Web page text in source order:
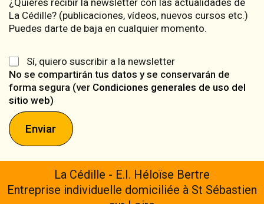
¿Quieres recibir la newsletter con las actualidades de
La Cédille? (publicaciones, vídeos, nuevos cursos etc.)
Puedes darte de baja en cualquier momento.
Sí, quiero suscribir a la newsletter
No se compartirán tus datos y se conservarán de
forma segura (ver Condiciones generales de uso del
sitio web)
Enviar
La Cédille - E.I. Héloïse Bertre
Entreprise individuelle domiciliée à St Sébastien